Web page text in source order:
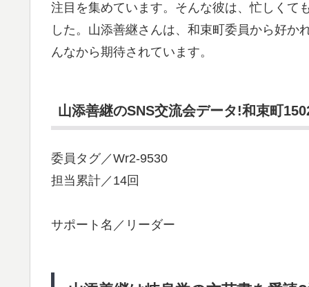
注目を集めています。そんな彼は、忙しくて
した。山添善継さんは、和束町委員から好か
んなから期待されています。
山添善継のSNS交流会データ!和束町
委員タグ／Wr2-9530
担当累計／14回
サポート名／リーダー